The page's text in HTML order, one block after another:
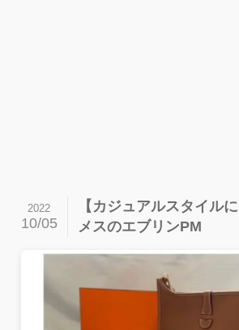
【カジュアルスタイル
メスのエブリンPM
2022
10/05